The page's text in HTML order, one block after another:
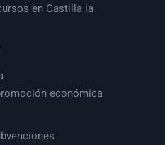
en Castilla la
económica